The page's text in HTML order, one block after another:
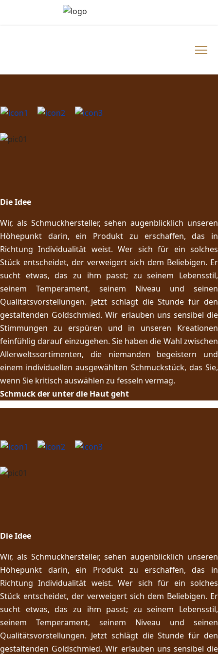
Die Idee
Wir, als Schmuckhersteller, sehen augenblicklich unseren
Höhepunkt darin, ein Produkt zu erschaffen, das in
Richtung Individualität weist. Wer sich für ein solches
Stück entscheidet, der verweigert sich dem Beliebigen. Er
sucht etwas, das zu ihm passt; zu seinem Lebensstil,
seinem Temperament, seinem Niveau und seinen
Qualitätsvorstellungen. Jetzt schlägt die Stunde für den
gestaltenden Goldschmied. Wir erlauben uns sensibel die
Stimmungen zu erspüren und in unseren Kreationen
feinfühlig darauf einzugehen. Sie haben die Wahl zwischen
Allerweltssortimenten, die niemanden begeistern und
einem individuellen ausgewählten Schmuckstück, das Sie,
wenn Sie kritisch auswählen zu fesseln vermag.
Schmuck der unter die Haut geht
Die Idee
Wir, als Schmuckhersteller, sehen augenblicklich unseren
Höhepunkt darin, ein Produkt zu erschaffen, das in
Richtung Individualität weist. Wer sich für ein solches
Stück entscheidet, der verweigert sich dem Beliebigen. Er
sucht etwas, das zu ihm passt; zu seinem Lebensstil,
seinem Temperament, seinem Niveau und seinen
Qualitätsvorstellungen. Jetzt schlägt die Stunde für den
gestaltenden Goldschmied. Wir erlauben uns sensibel die